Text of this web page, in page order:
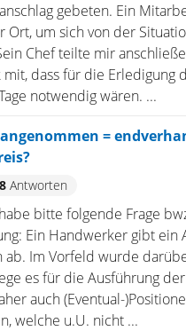
gebeten. Ein
Ort, um sich von der
Chef teilte mir
dass für die Erledigung
notwendig wären. ...
=
Antworten
bitte folgende Frage
Ein Handwerker gibt ein
ab. Im Vorfeld wurde
es für die Ausführung
auch (Eventual-
welche u.U. nicht ...